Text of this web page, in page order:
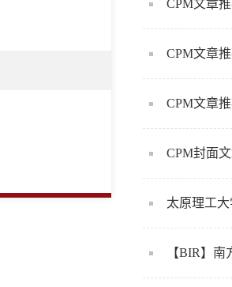
CPM文章
CPM文章
CPM文章
CPM封面
太原理工
【BIR】